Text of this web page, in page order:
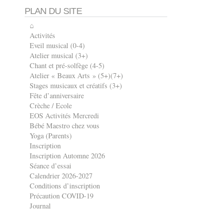
PLAN DU SITE
⌂
Activités
Eveil musical (0-4)
Atelier musical (3+)
Chant et pré-solfège (4-5)
Atelier « Beaux Arts » (5+)(7+)
Stages musicaux et créatifs (3+)
Fête d’anniversaire
Crèche / Ecole
EOS Activités Mercredi
Bébé Maestro chez vous
Yoga (Parents)
Inscription
Inscription Automne 2026
Séance d’essai
Calendrier 2026-2027
Conditions d’inscription
Précaution COVID-19
Journal